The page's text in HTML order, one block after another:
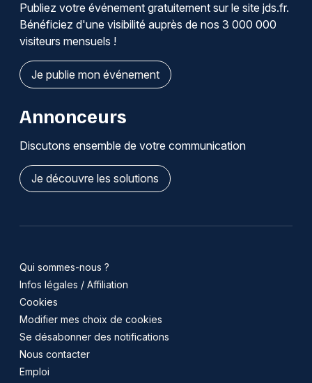
Publiez votre événement gratuitement sur le site jds.fr.
Bénéficiez d'une visibilité auprès de nos 3 000 000
visiteurs mensuels !
Je publie mon événement
Annonceurs
Discutons ensemble de votre communication
Je découvre les solutions
Qui sommes-nous ?
Infos légales / Affiliation
Cookies
Modifier mes choix de cookies
Se désabonner des notifications
Nous contacter
Emploi